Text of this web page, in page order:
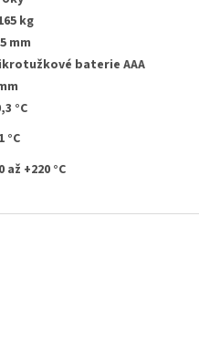
kg
mm
baterie AAA
°C
°C
až +220 °C